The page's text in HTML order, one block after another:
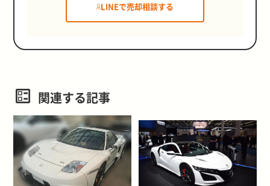
LINEで売却相談する
関連する記事